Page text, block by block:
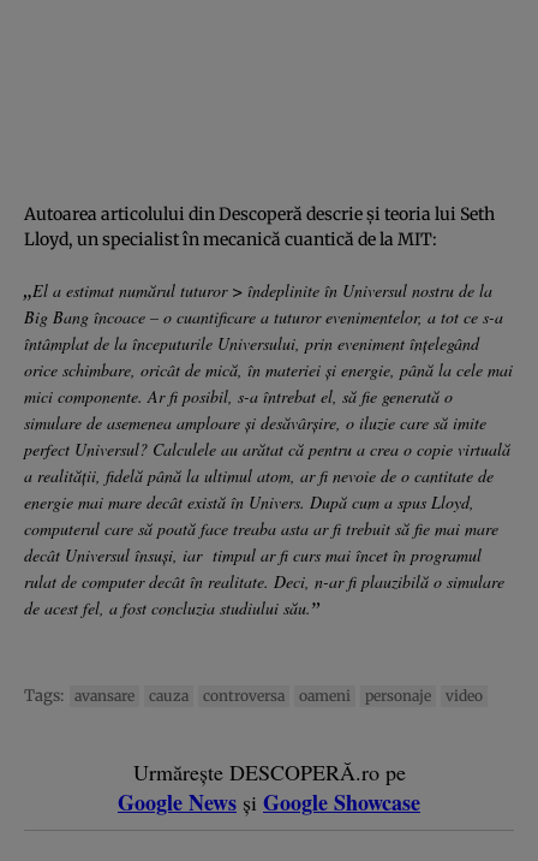
Autoarea articolului din Descoperă descrie şi teoria lui Seth
Lloyd, un specialist în mecanică cuantică de la MIT:
„El a estimat numărul tuturor > îndeplinite în Universul nostru de la
Big Bang încoace – o cuantificare a tuturor evenimentelor, a tot ce s-a
întâmplat de la începuturile Universului, prin eveniment înţelegând
orice schimbare, oricât de mică, în materiei şi energie, până la cele mai
mici componente. Ar fi posibil, s-a întrebat el, să fie generată o
simulare de asemenea amploare şi desăvârşire, o iluzie care să imite
perfect Universul? Calculele au arătat că pentru a crea o copie virtuală
a realităţii, fidelă până la ultimul atom, ar fi nevoie de o cantitate de
energie mai mare decât există în Univers. După cum a spus Lloyd,
computerul care să poată face treaba asta ar fi trebuit să fie mai mare
decât Universul însuşi, iar timpul ar fi curs mai încet în programul
rulat de computer decât în realitate. Deci, n-ar fi plauzibilă o simulare
de acest fel, a fost concluzia studiului său.”
Tags: avansare cauza controversa oameni personaje video
Urmărește DESCOPERĂ.ro pe
Google News și Google Showcase